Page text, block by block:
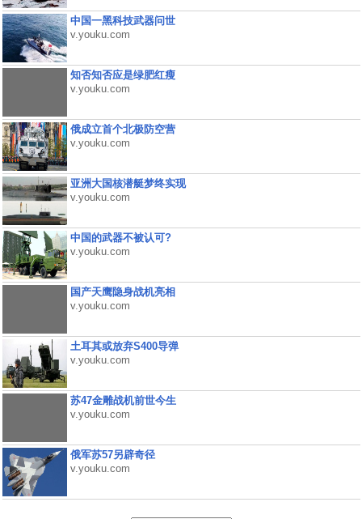
中国一黑科技武器问世
v.youku.com
知否知否应是绿肥红瘦
v.youku.com
俄成立首个北极防空营
v.youku.com
亚洲大国核潜艇梦终实现
v.youku.com
中国的武器不被认可?
v.youku.com
国产天鹰隐身战机亮相
v.youku.com
土耳其或放弃S400导弹
v.youku.com
苏47金雕战机前世今生
v.youku.com
俄军苏57另辟奇径
v.youku.com